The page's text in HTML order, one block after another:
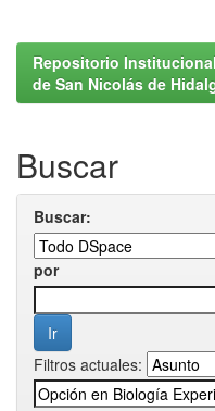
Repositorio
de San Nicolás de
Buscar
Buscar:
por
Filtros actuales: